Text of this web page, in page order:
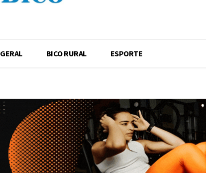
GERAL BICO RURAL ESPORTE